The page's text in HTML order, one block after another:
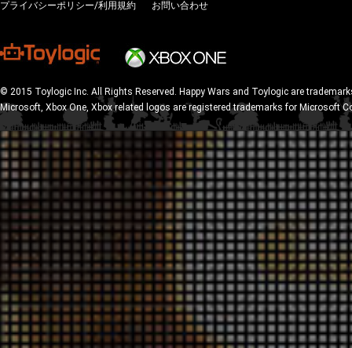
プライバシーポリシー/利用規約 お問い合わせ
© 2015 Toylogic Inc. All Rights Reserved. Happy Wars and Toylogic are
Microsoft, Xbox One, Xbox related logos are registered trademarks for Microsoft